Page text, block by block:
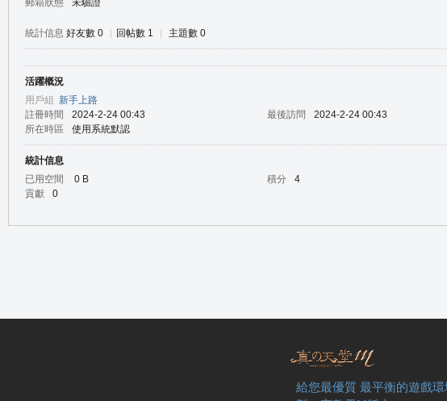
郵箱狀態
未驗證
統計信息 好友數 0 回帖數 1 主題數 0
活躍概況
用戶組 新手上路
註冊時間
2024-2-24 00:43 最後訪問 2024-2-24 00:43
所在時區
使用系統默認
統計信息
已用空間
0 B 積分 4
貢獻
0
給您最優質 最平衡的遊戲